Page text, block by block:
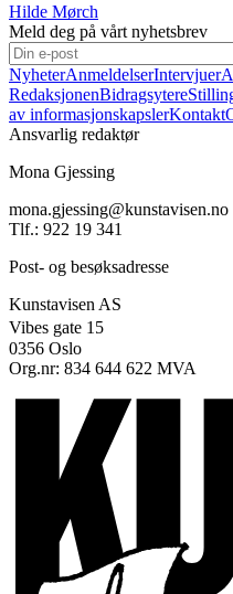
Hilde Mørch
Meld deg på vårt nyhetsbrev
NyheterAnmeldelserIntervjuer
RedaksjonenBidragsytere
av informasjonskapslerKontakt
Ansvarlig redaktør
Mona Gjessing
mona.gjessing@kunstavisen.no
Tlf.: 922 19 341
Post- og besøksadresse
Kunstavisen AS
Vibes gate 15
0356 Oslo
Org.nr: 834 644 622 MVA